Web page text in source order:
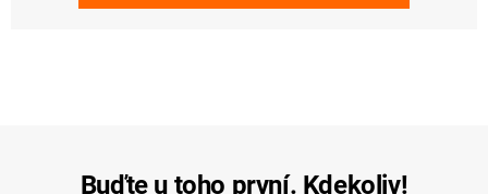
Buďte u toho první. Kdekoliv!